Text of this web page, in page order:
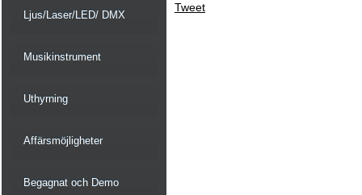
Ljus/Laser/LED/ DMX
Musikinstrument
Uthyrning
Affärsmöjligheter
Begagnat och Demo
Tweet